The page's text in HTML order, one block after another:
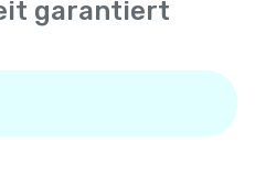
garantiert